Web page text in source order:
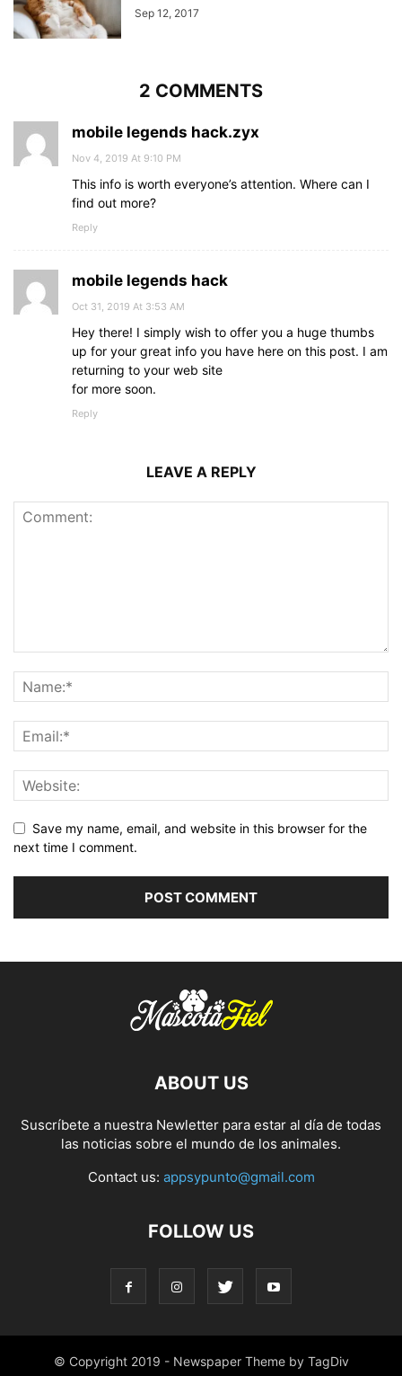
Sep 12, 2017
2 COMMENTS
mobile legends hack.zyx
Nov 4, 2019 At 9:10 PM
This info is worth everyone’s attention. Where can I
find out more?
Reply
mobile legends hack
Oct 31, 2019 At 3:53 AM
Hey there! I simply wish to offer you a huge thumbs
up for your great info you have here on this post. I am
returning to your web site
for more soon.
Reply
LEAVE A REPLY
Save my name, email, and website in this browser for the
next time I comment.
ABOUT US
Suscríbete a nuestra Newletter para estar al día de todas
las noticias sobre el mundo de los animales.
Contact us: appsypunto@gmail.com
FOLLOW US
© Copyright 2019 - Newspaper Theme by TagDiv